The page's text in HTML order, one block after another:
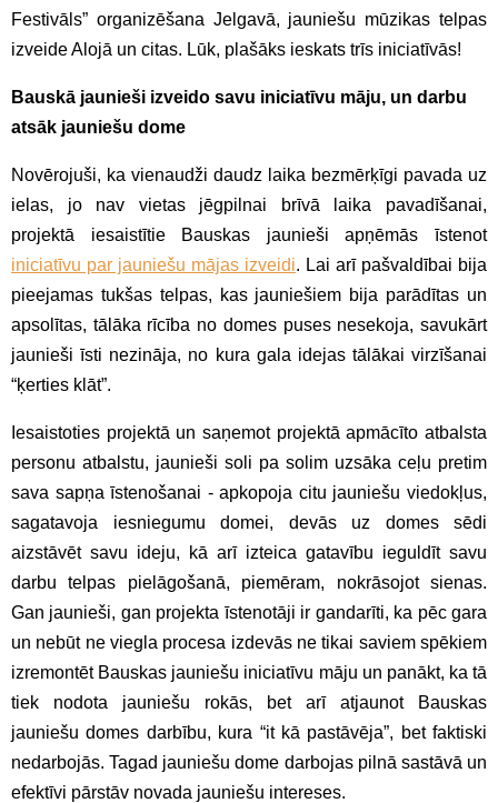
Festivāls” organizēšana Jelgavā, jauniešu mūzikas telpas
izveide Alojā un citas. Lūk, plašāks ieskats trīs iniciatīvās!
Bauskā jaunieši izveido savu iniciatīvu māju, un darbu
atsāk jauniešu dome
Novērojuši, ka vienaudži daudz laika bezmērķīgi pavada uz
ielas, jo nav vietas jēgpilnai brīvā laika pavadīšanai,
projektā iesaistītie Bauskas jaunieši apņēmās īstenot
iniciatīvu par jauniešu mājas izveidi. Lai arī pašvaldībai bija
pieejamas tukšas telpas, kas jauniešiem bija parādītas un
apsolītas, tālāka rīcība no domes puses nesekoja, savukārt
jaunieši īsti nezināja, no kura gala idejas tālākai virzīšanai
“ķerties klāt”.
Iesaistoties projektā un saņemot projektā apmācīto atbalsta
personu atbalstu, jaunieši soli pa solim uzsāka ceļu pretim
sava sapņa īstenošanai - apkopoja citu jauniešu viedokļus,
sagatavoja iesniegumu domei, devās uz domes sēdi
aizstāvēt savu ideju, kā arī izteica gatavību ieguldīt savu
darbu telpas pielāgošanā, piemēram, nokrāsojot sienas.
Gan jaunieši, gan projekta īstenotāji ir gandarīti, ka pēc gara
un nebūt ne viegla procesa izdevās ne tikai saviem spēkiem
izremontēt Bauskas jauniešu iniciatīvu māju un panākt, ka tā
tiek nodota jauniešu rokās, bet arī atjaunot Bauskas
jauniešu domes darbību, kura “it kā pastāvēja”, bet faktiski
nedarbojās. Tagad jauniešu dome darbojas pilnā sastāvā un
efektīvi pārstāv novada jauniešu intereses.